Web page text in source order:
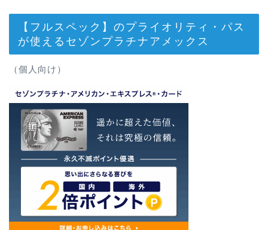
【フルスペック】のプライオリティ・パス
が使えるセゾンプラチナアメックス
（個人向け）